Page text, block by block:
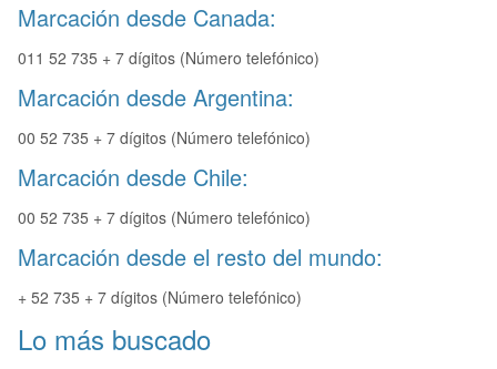
Marcación desde Canada:
011 52 735 + 7 dígitos (Número telefónico)
Marcación desde Argentina:
00 52 735 + 7 dígitos (Número telefónico)
Marcación desde Chile:
00 52 735 + 7 dígitos (Número telefónico)
Marcación desde el resto del mundo:
+ 52 735 + 7 dígitos (Número telefónico)
Lo más buscado